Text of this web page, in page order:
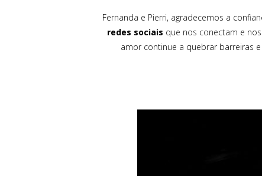
Fernanda e Pierri, agradecemos a
redes sociais que nos conectam e
amor continue a quebrar barreiras